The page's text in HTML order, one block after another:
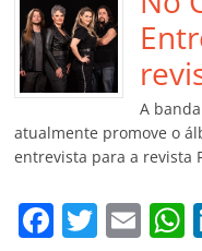
o
o
k
A
atualmente promove o
entrevista para a revista
F T E